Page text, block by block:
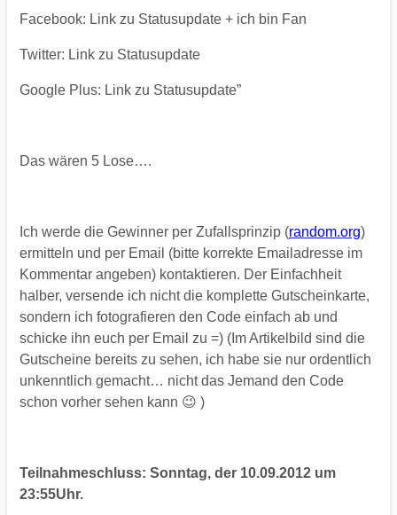
Facebook: Link zu Statusupdate + ich bin Fan
Twitter: Link zu Statusupdate
Google Plus: Link zu Statusupdate”
Das wären 5 Lose….
Ich werde die Gewinner per Zufallsprinzip (random.org)
ermitteln und per Email (bitte korrekte Emailadresse im
Kommentar angeben) kontaktieren. Der Einfachheit
halber, versende ich nicht die komplette Gutscheinkarte,
sondern ich fotografieren den Code einfach ab und
schicke ihn euch per Email zu =) (Im Artikelbild sind die
Gutscheine bereits zu sehen, ich habe sie nur ordentlich
unkenntlich gemacht… nicht das Jemand den Code
schon vorher sehen kann 😉 )
Teilnahmeschluss: Sonntag, der 10.09.2012 um
23:55Uhr.